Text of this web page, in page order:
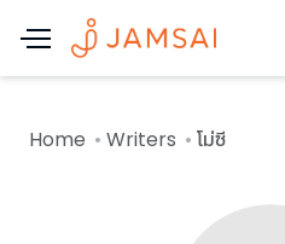
Home Writers โม่ซี